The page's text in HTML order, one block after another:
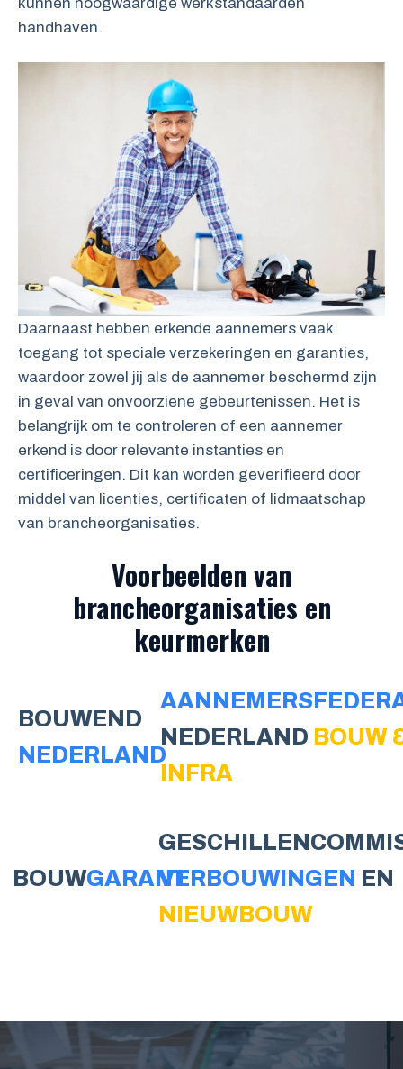
handhaven.
Daarnaast hebben erkende aannemers vaak
toegang tot speciale verzekeringen en garanties,
waardoor zowel jij als de aannemer beschermd zijn
in geval van onvoorziene gebeurtenissen. Het is
belangrijk om te controleren of een aannemer
erkend is door relevante instanties en
certificeringen. Dit kan worden geverifieerd door
middel van licenties, certificaten of lidmaatschap
van brancheorganisaties.
Voorbeelden van
brancheorganisaties en
keurmerken
BOUWEND
NEDERLAND
NEDERLAND BOUW
INFRA
BOUWGARANTVERBOUWINGEN
EN
NIEUWBOUW